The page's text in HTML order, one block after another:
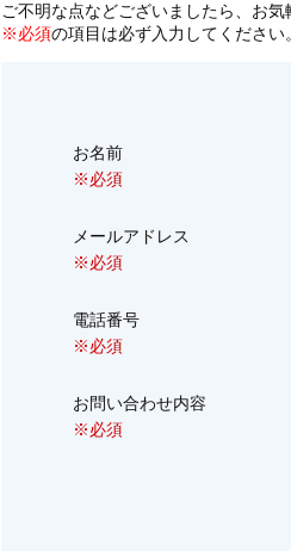
ご不明な点などございましたら、お気
※必須の項目は必ず入力してください
お名前
※必須
メールアドレス
※必須
電話番号
※必須
お問い合わせ内容
※必須